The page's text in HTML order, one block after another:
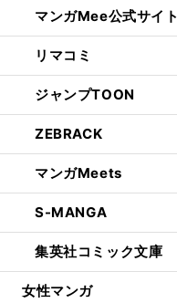
マンガMee公式サイト
リマコミ
ジャンプTOON
ZEBRACK
マンガMeets
S-MANGA
集英社コミック文庫
女性マンガ